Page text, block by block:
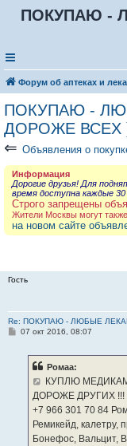
ПОКУПАЮ -
Форум об аптеках и
ПОКУПАЮ -
ДОРОЖЕ ВСЕХ
⇐ Объявления о
Информация
Дорогие друзья! Для
время доступна каждые
Строго запрещены
Жители Москвы могут
на новом сайте
Гость
Re: ПОКУПАЮ - ЛЮБЫЕ
С07 окт 2016, 08:07
Ромаа:
КУПЛЮ
ДОРОЖЕ ДРУГИХ !!!
‪+7 966 301 70 84‬
Ремикейд, калетру,
Бонефос, Вальцит,